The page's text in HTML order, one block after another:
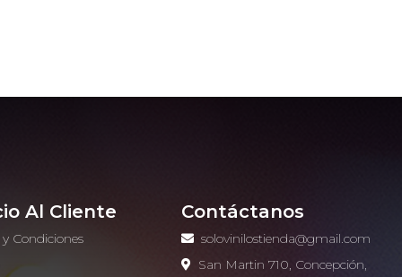
Al Cliente
Condiciones
Contáctanos
solovinilostienda@gmail.com
San Martin 710, Concepción,